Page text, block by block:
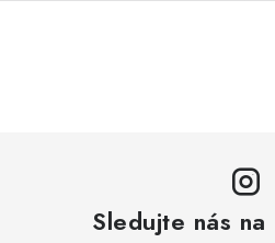
Sledujte nás na